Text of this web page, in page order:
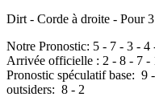
Dirt - Corde à droite - Pour
Notre Pronostic: 5 - 7 - 3 - 4
Arrivée officielle : 2 - 8 - 7 -
Pronostic spéculatif base: 9 -
outsiders: 8 - 2